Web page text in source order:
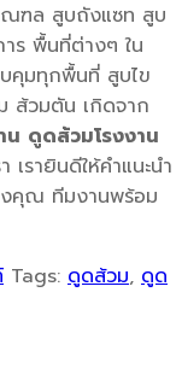
ฑล สูบถังแซท สูบ
ร พื้นที่ต่างๆ ใน
คุมทุกพื้นที่ สูบไข
ส้วมตัน เกิดจาก
น ดูดส้วมโรงงาน
เรายินดีให้คำแนะนำ
คุณ ทีมงานพร้อม
Tags: ดูดส้วม, ดูด